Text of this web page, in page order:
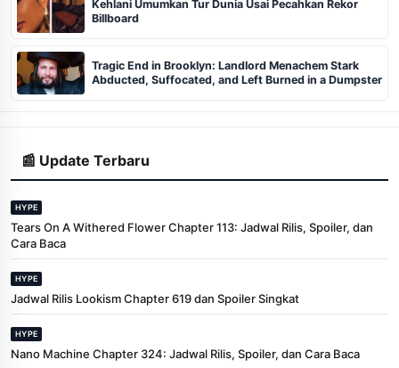
Kehlani Umumkan Tur Dunia Usai Pecahkan Rekor
Billboard
Tragic End in Brooklyn: Landlord Menachem Stark
Abducted, Suffocated, and Left Burned in a Dumpster
📰 Update Terbaru
HYPE
Tears On A Withered Flower Chapter 113: Jadwal Rilis, Spoiler, dan
Cara Baca
HYPE
Jadwal Rilis Lookism Chapter 619 dan Spoiler Singkat
HYPE
Nano Machine Chapter 324: Jadwal Rilis, Spoiler, dan Cara Baca